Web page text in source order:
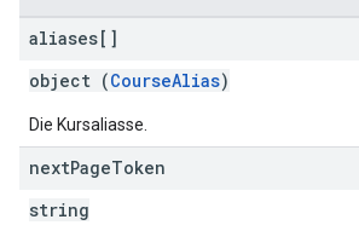
aliases[]
object (CourseAlias)
Die Kursaliasse.
nextPageToken
string